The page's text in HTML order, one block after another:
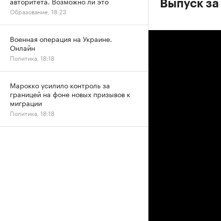
Выпуск
Образование, 18:23
Военная операция на Украине.
Онлайн
Политика, 18:18
Марокко усилило контроль за
границей на фоне новых призывов к
миграции
Политика, 18:18